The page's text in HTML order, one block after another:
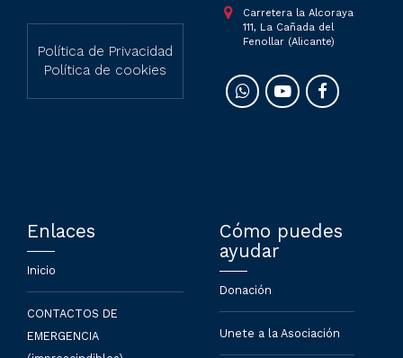
Política de Privacidad
Política de cookies
Carretera la Alcoraya
111, La Cañada del
Fenollar (Alicante)
Enlaces
Inicio
CONTACTOS DE
EMERGENCIA
Cómo puedes
ayudar
Donación
Unete a la Asociación